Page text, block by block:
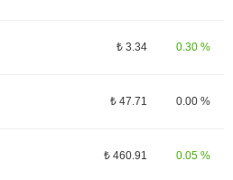
₺ 3.34 0.30 %
₺ 47.71 0.00 %
₺ 460.91 0.05 %